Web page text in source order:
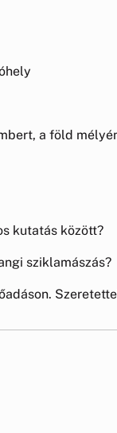
a föld
kutatás között?
sziklamászás?